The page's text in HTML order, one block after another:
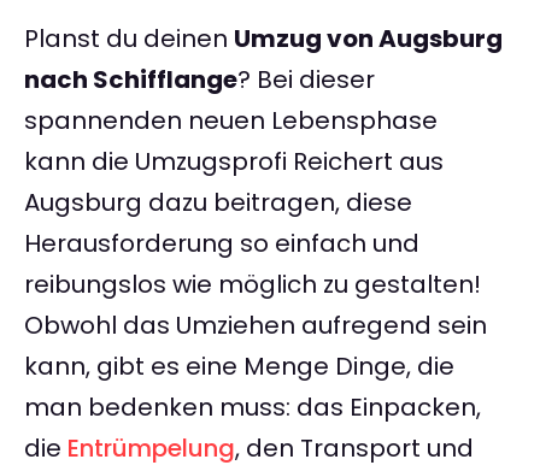
Planst du deinen Umzug von Augsburg
nach Schifflange? Bei dieser
spannenden neuen Lebensphase
kann die Umzugsprofi Reichert aus
Augsburg dazu beitragen, diese
Herausforderung so einfach und
reibungslos wie möglich zu gestalten!
Obwohl das Umziehen aufregend sein
kann, gibt es eine Menge Dinge, die
man bedenken muss: das Einpacken,
die Entrümpelung, den Transport und